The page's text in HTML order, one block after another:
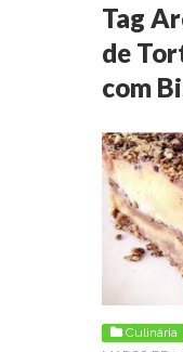
Tag
de
com
Culinária